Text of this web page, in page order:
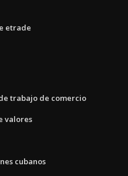
etrade
trabajo de comercio
valores
cubanos